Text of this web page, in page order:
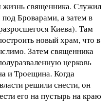
жизнь священника. Служил
Броварами, а затем в
Киева). Там
новый храм, что в
Затем священника
церковь
и Троещина. Когда
решили снести, он
его на пустырь на краю